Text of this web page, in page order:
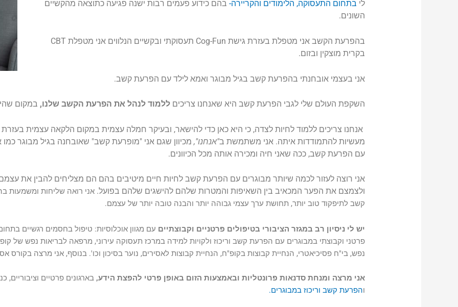
לי בתחום התעסוקה, הלימודים והקריירה- בהם כידוע פעמים רבות ישנה פגיעה כתוצאה מהקשיים
השונים.
בהפרעת הקשב אני מטפלת בעזרת גישת Cog-Fun תעסוקתי ובקשיים הנלווים אני מטפלת CBT
בקרית מוצקין ובזום.
אני בעצמי אובחנתי בהפרעת קשב בגיל מבוגר ואמא לילד עם הפרעת קשב.
השקפת העולם שלי לגבי הפרעת קשב היא שאנחנו צריכיםללמוד לנהל את הפרעת הקשב שלנו, במקום
אנחנו צריכים ללמוד לחיות לצדה, כי היא כאן כדי להישאר, ובעיקר חמלה עצמית במקום הלקאה עצמית
מעשיות להתמודדות איתה. אני משתמשת ב"אנחנו", מכיוון שגם אני "מופרעת קשב" שאובחנה בגיל מבוגר
עם הפרעת קשב, ככה שאני חיה ומכירה אותה מכל הכיוונים.
אני רוצה לעזור לכמה שיותר מבוגרים עם הפרעת קשב לחיות חיים מיטיבים בהם הם מצליחים להבין את
ולצמצם את הפער המכאיב בין השאיפות והמטרות שלהם להישגים שלהם בפועל.אני רואה שליחות ומשמעות
קשב לתיפקוד טוב יותר, תחושת ערך עצמי גבוהה יותר והבנה טובה יותר של עצמם.
יש לי ניסיון רב במגזר הציבורי בטיפולים פרטניים וקבוצתיים עם מגוון אוכלוסיות: טיפול בחסמים רגשיים
פרטני וקבוצתי במבוגרים עם הפרעת קשב וריכוז ולקויות למידה במרכז תעסוקה עירוני, מרפאה לבריאות נפש של
נפש, בי"ח פסיכיאטרי, הנחיית קבוצות בקופ"ח, הנחיית קבוצות לאסירים, נוער בסיכון וכו'.בנוסף, אני מרצה בקורס
אני מרצה ומנחת סדנאות פרונטליות ובאמצעות הזום באופן פרטי להפצת הידע, בארגונים פרטיים
והפרעת קשב וריכוז במבוגרים.